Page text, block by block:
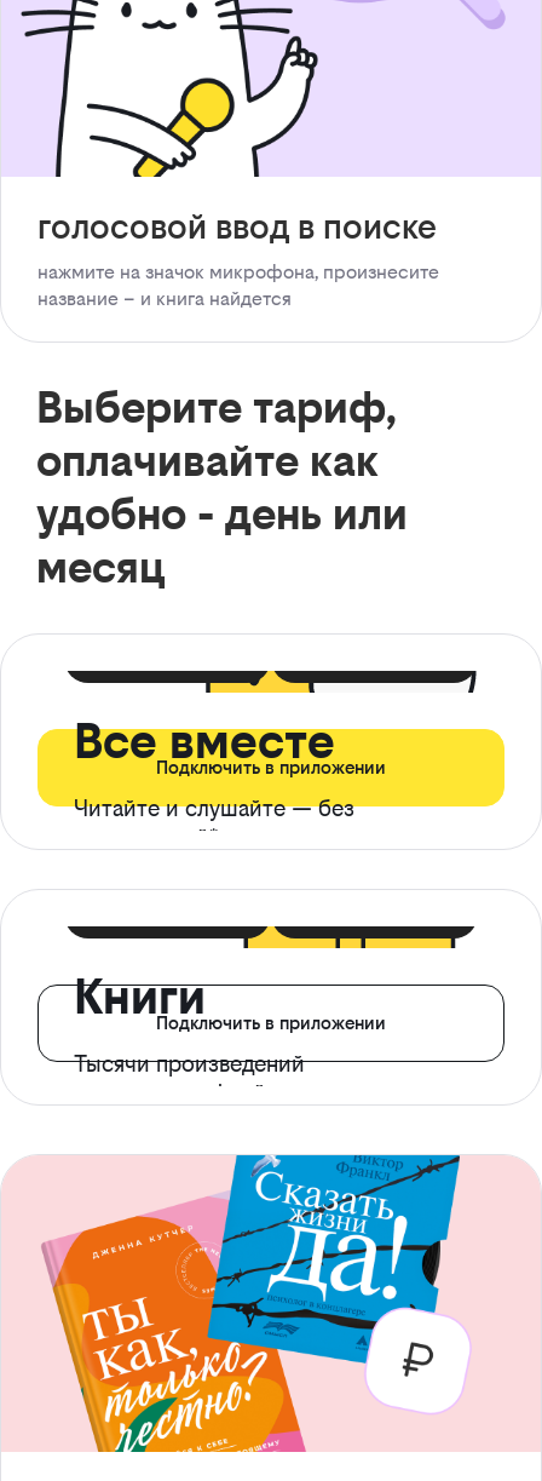
голосовой ввод в поиске
нажмите на значок микрофона, произнесите
название – и книга найдется
Выберите тариф,
оплачивайте как
удобно - день или
месяц
Все вместе
Читайте и слушайте — без
ограничений*
Подключить в приложении
Книги
Тысячи произведений
с доступом офлайн
Подключить в приложении